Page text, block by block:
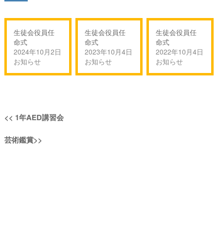
生徒会役員任
命式
2024年10月2日
お知らせ
生徒会役員任
命式
2023年10月4日
お知らせ
生徒会役員任
命式
2022年10月4日
お知らせ
投
稿
<< 過
の
1年AED講習会
次
芸術鑑賞>>